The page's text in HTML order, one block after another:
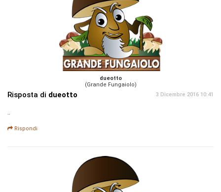
dueotto
(Grande Fungaiolo)
Risposta di dueotto 3 Dicembre 2016 10:41
..
Rispondi